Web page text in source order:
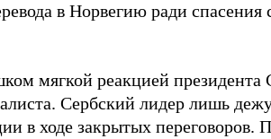
в Норвегию ради спасения
мягкой реакцией президента
Сербский лидер лишь
в ходе закрытых